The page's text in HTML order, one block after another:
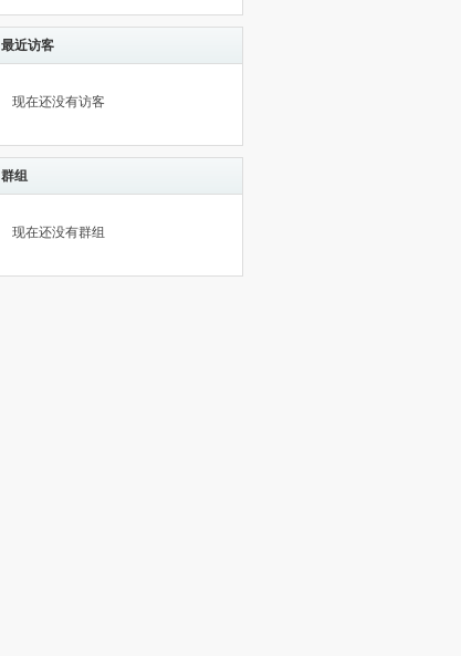
最近访客
现在还没有访客
群组
现在还没有群组